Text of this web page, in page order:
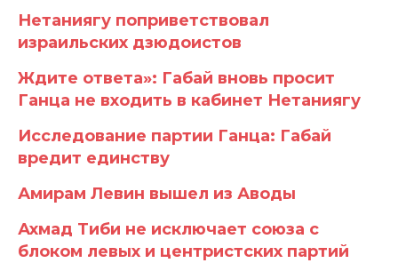
Нетаниягу поприветствовал
израильских дзюдоистов
Ждите ответа»: Габай вновь просит
Ганца не входить в кабинет Нетаниягу
Исследование партии Ганца: Габай
вредит единству
Амирам Левин вышел из Аводы
Ахмад Тиби не исключает союза с
блоком левых и центристских партий